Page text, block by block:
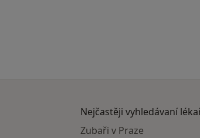
Nejčastěji vyhledávaní
Zubaři v Praze